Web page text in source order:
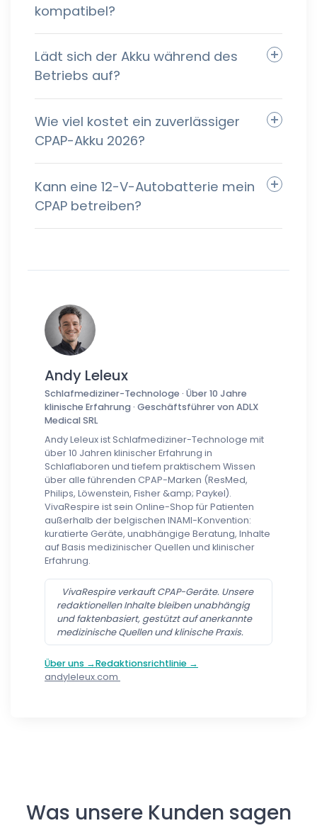
kompatibel?
Lädt sich der Akku während des
Betriebs auf?
Wie viel kostet ein zuverlässiger
CPAP-Akku 2026?
Kann eine 12-V-Autobatterie mein
CPAP betreiben?
Andy Leleux
Schlafmediziner-Technologe · Über 10 Jahre
klinische Erfahrung · Geschäftsführer von ADLX
Medical SRL
Andy Leleux ist Schlafmediziner-Technologe mit
über 10 Jahren klinischer Erfahrung in
Schlaflaboren und tiefem praktischem Wissen
über alle führenden CPAP-Marken (ResMed,
Philips, Löwenstein, Fisher &amp; Paykel).
VivaRespire ist sein Online-Shop für Patienten
außerhalb der belgischen INAMI-Konvention:
kuratierte Geräte, unabhängige Beratung, Inhalte
auf Basis medizinischer Quellen und klinischer
Erfahrung.
VivaRespire verkauft CPAP-Geräte. Unsere
redaktionellen Inhalte bleiben unabhängig
und faktenbasiert, gestützt auf anerkannte
medizinische Quellen und klinische Praxis.
Über uns →Redaktionsrichtlinie →
andyleleux.com
Was unsere Kunden sagen